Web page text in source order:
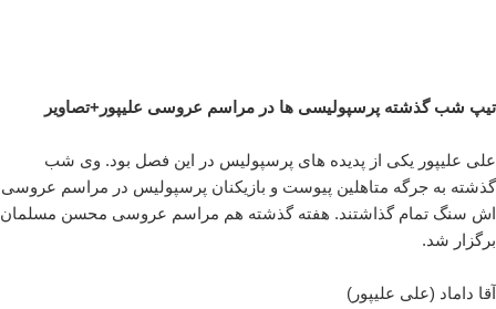
تیپ شب گذشته پرسپولیسی ها در مراسم عروسی علیپور+تصاویر
علی علیپور یکی از پدیده های پرسپولیس در این فصل بود. وی شب
گذشته به جرگه متاهلین پیوست و بازیکنان پرسپولیس در مراسم عروسی
اش سنگ تمام گذاشتند. هفته گذشته هم مراسم عروسی محسن مسلمان
برگزار شد.
آقا داماد (علی علیپور)